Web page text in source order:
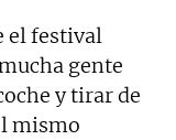
el festival
gente
y tirar de
mismo